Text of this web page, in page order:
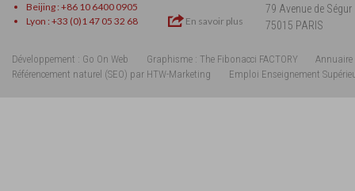
Beijing : +86 10 6400 0905
Lyon : +33 (0)1 47 05 32 68
En savoir plus
79 Avenue de Ségur
75015 PARIS
Développement : Go On Web Graphisme : The Fibonacci FACTORY
Annuaire
Référencement naturel (SEO) par HTW-Marketing
Emploi Enseignement